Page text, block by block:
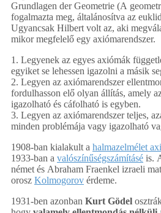
Grundlagen der Geometrie (A
fogalmazta meg, általánosítva az
Ugyancsak Hilbert volt az, aki
mikor megfelelő egy axiómarendszer.
1. Legyenek az egyes axiómák
egyiket se lehessen igazolni a másik
2. Legyen az axiómarendszer
fordulhasson elő olyan állítás, amely
igazolható és cáfolható is egyben.
3. Legyen az axiómarendszer teljes,
minden problémája vagy igazolható
1908-ban kialakult a halmazelmélet
1933-ban a valószínűségszámításé is.
német és Abraham Fraenkel izraeli
orosz Kolmogorov érdeme.
1931-ben azonban Kurt Gödel